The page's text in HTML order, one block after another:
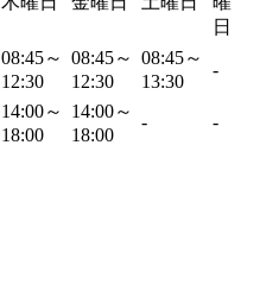
日
08:45～
12:30
08:45～
12:30
08:45～
13:30
-
14:00～
18:00
14:00～
18:00
- -